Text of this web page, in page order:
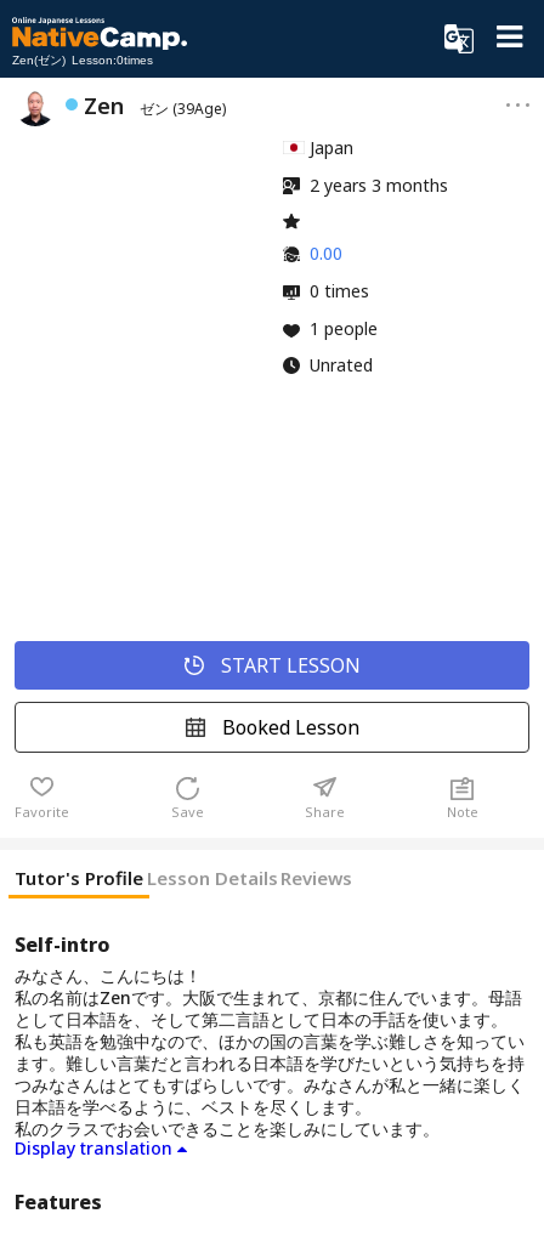
Zen(ゼン) Lesson:0times
Zen ゼン (39Age)
Japan
2 years 3 months
0.00
0 times
1 people
Unrated
START LESSON
Booked Lesson
Favorite Save Share Note
Tutor's Profile Lesson Details Reviews
Self-intro
みなさん、こんにちは！
私の名前はZenです。大阪で生まれて、京都に住んでいます。母語
として日本語を、そして第二言語として日本の手話を使います。
私も英語を勉強中なので、ほかの国の言葉を学ぶ難しさを知ってい
ます。難しい言葉だと言われる日本語を学びたいという気持ちを持
つみなさんはとてもすばらしいです。みなさんが私と一緒に楽しく
日本語を学べるように、ベストを尽くします。
私のクラスでお会いできることを楽しみにしています。
Display translation
Features